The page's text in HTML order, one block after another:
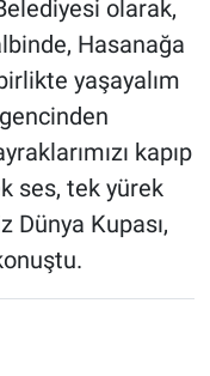
olarak,
Hasanağa
yaşayalım
kapıp
ses, tek yürek
Kupası,